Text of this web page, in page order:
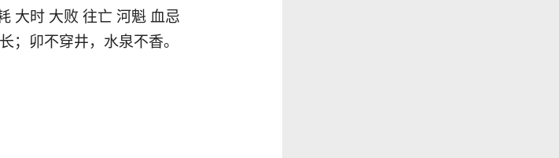
大时 大败 往亡 河魁 血忌
；卯不穿井，水泉不香。